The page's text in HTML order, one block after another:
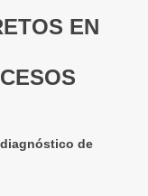
EN
de